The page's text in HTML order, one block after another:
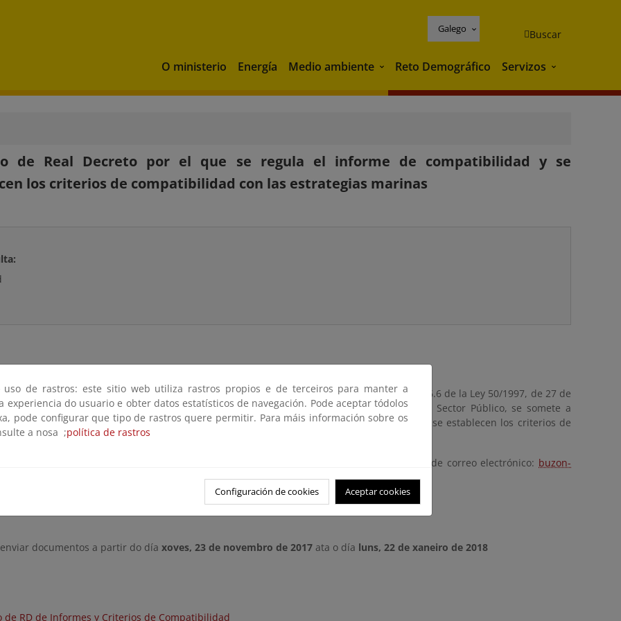
Galego Buscar
O ministerio Energía Medio ambiente Medio ambiente
Reto Demográfico Servizos Servizos
de Real Decreto por el que se regula el informe de compatibilidad y se
los criterios de compatibilidad con las estrategias marinas
el ejercicio del trámite de audiencia e información públicas previsto en el artículo 26.6 de la Ley 50/1997, de 27 de
del Gobierno, modificada por la Ley 40/2015, de 1 de octubre, de Régimen Jurídico del Sector Público, se somete a
pública el "Proyecto de real decreto por el que se regula el informe de compatibilidad y se establecen los criterios de
con las estrategias marinas".
efectuar observaciones será de 60 días naturales, que podrán remitirse a la dirección de correo electrónico: buzon-
documentos a partir do día xoves, 23 de novembro de 2017 ata o día luns, 22 de xaneiro de 2018
de RD de Informes y Criterios de Compatibilidad
uso de rastros: este sitio web utiliza rastros propios e de terceiros para manter a
experiencia do usuario e obter datos estatísticos de navegación. Pode aceptar tódolos
pode configurar que tipo de rastros quere permitir. Para máis información sobre os
a nosa ;política de rastros
Configuración de cookies Aceptar cookies